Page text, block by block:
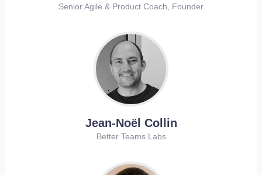
Senior Agile & Product Coach, Founder
Jean-Noël Collin
Better Teams Labs